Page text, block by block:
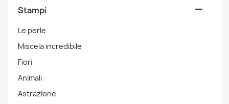
Stampi 
Le perle
Miscela incredibile
Fiori
Animali
Astrazione